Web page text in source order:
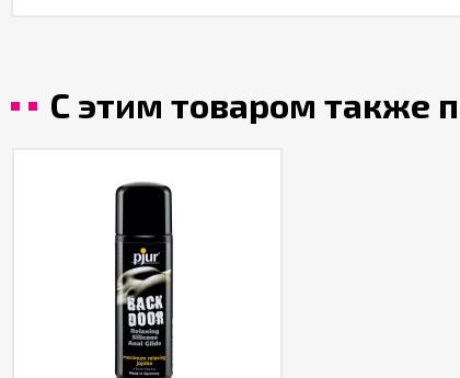
С этим товаром также